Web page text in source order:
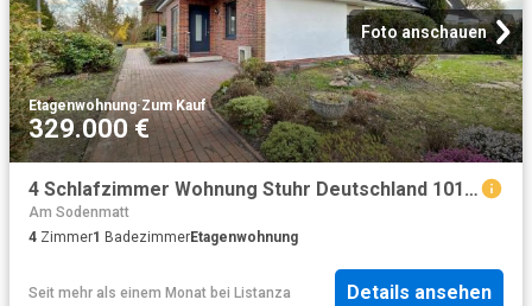
Foto anschauen
Etagenwohnung·Zum Kauf
329.000 €
4 Schlafzimmer Wohnung Stuhr Deutschland 101064529
Am Sodenmatt
4 Zimmer1 BadezimmerEtagenwohnung
Seit mehr als einem Monat bei Listanza Details ansehen